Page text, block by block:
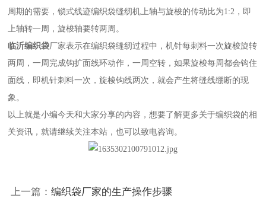
周期的需要，锁式线迹编织袋缝纫机上轴与旋梭的传动比为1:2，即
上轴转一周，旋梭轴要转两周。
临沂编织袋厂家表示在编织袋缝纫过程中，机针每刺料一次旋梭旋转
两周，一周完成钩扩面线环动作，一周空转，如果旋梭每周都会钩住
面线，即机针刺料一次，旋梭钩线两次，就会产生将缝线绷断的现
象。
以上就是小编今天和大家分享的内容，想要了解更多关于编织袋的相
关资讯，就请继续关注本站，也可以致电咨询。
上一篇： 编织袋厂家的生产操作步骤